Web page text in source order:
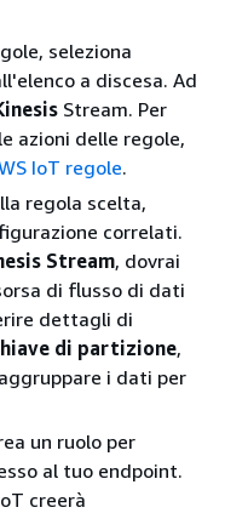
seleziona
a discesa. Ad
Stream. Per
azioni delle regole,
IoT regole.
regola scelta,
correlati.
Stream, dovrai
di flusso di dati
dettagli di
di partizione,
i dati per
un ruolo per
al tuo endpoint.
creerà